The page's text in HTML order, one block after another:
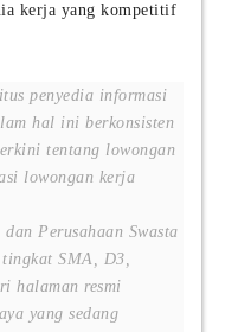
kerja yang kompetitif
penyedia informasi
hal ini berkonsisten
tentang lowongan
lowongan kerja
Perusahaan Swasta
SMA, D3,
halaman resmi
yang sedang